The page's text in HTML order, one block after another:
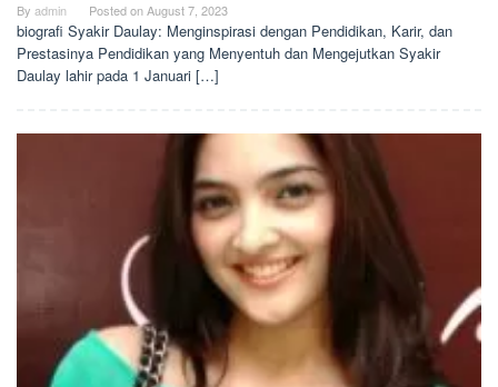
By admin Posted onAugust 7, 2023
biografi Syakir Daulay: Menginspirasi dengan Pendidikan, Karir, dan
Prestasinya Pendidikan yang Menyentuh dan Mengejutkan Syakir
Daulay lahir pada 1 Januari […]